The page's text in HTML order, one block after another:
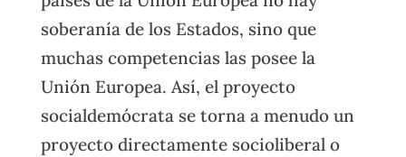
soberanía de los Estados, sino que
muchas competencias las posee la
Unión Europea. Así, el proyecto
socialdemócrata se torna a menudo un
proyecto directamente socioliberal o